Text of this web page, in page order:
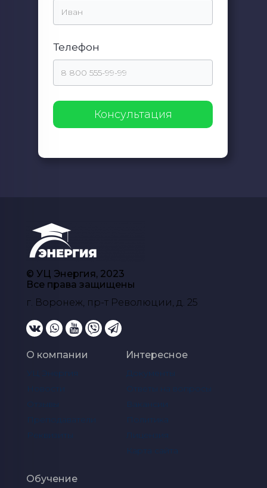
Телефон
© УЦ Энергия, 2023
Все права защищены
г. Воронеж, пр-т Революции, д. 25
Интересное
Документы
Ответы на вопросы
Вакансии
Политика
Лицензия
Карта сайта
О компании
УЦ Энергия
Новости
Отзывы
Преподаватели
Реквизиты
Обучение